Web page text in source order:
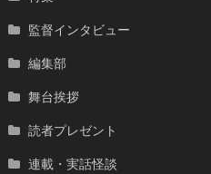
監督インタビュー
編集部
舞台挨拶
読者プレゼント
連載・実話怪談